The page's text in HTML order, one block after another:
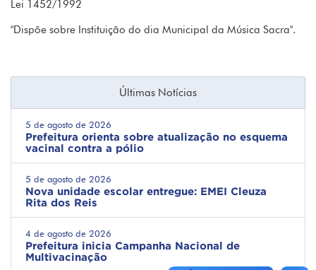
Lei 1452/1992
"Dispõe sobre Instituição do dia Municipal da Música Sacra".
Últimas Notícias
5 de agosto de 2026
Prefeitura orienta sobre atualização no esquema
vacinal contra a pólio
5 de agosto de 2026
Nova unidade escolar entregue: EMEI Cleuza
Rita dos Reis
4 de agosto de 2026
Prefeitura inicia Campanha Nacional de
Multivacinação